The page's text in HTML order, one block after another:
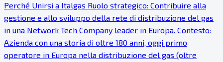
Perché Unirsi a Italgas Ruolo strategico: Contribuire alla
gestione e allo sviluppo della rete di distribuzione del gas
in una Network Tech Company leader in Europa. Contesto:
Azienda con una storia di oltre 180 anni, oggi primo
operatore in Europa nella distribuzione del gas (oltre